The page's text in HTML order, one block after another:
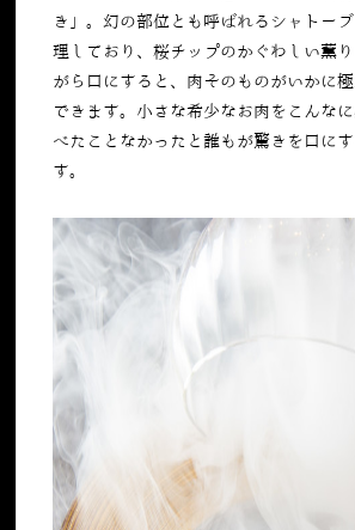
き」。幻の部位とも呼ばれるシャトー
理しており、桜チップのかぐわしい薫
がら口にすると、肉そのものがいかに
できます。小さな希少なお肉をこんな
べたことなかったと誰もが驚きを口に
す。